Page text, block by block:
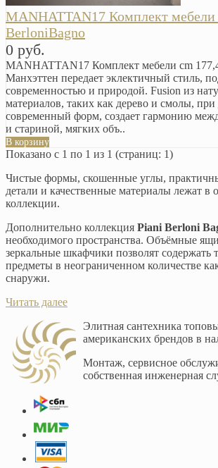
MANHATTAN17 Комплект мебели
BerloniBagno
0 руб.
MANHATTAN17 Комплект мебели cm
Манхэттен передает эклектичный стиль,
современностью и природой. Fusion из
материалов, таких как дерево и смолы, при
современный форм, создает гармонию
и стариной, мягких объ..
В корзину
Показано с 1 по 1 из 1 (страниц: 1)
Чистые формы, скошенные углы,
детали и качественные материалы лежат в
коллекции.
Дополнительно коллекция Piani Berloni
необходимого пространства. Объёмные
зеркальные шкафчики позволят
предметы в неограниченном количестве
снаружи.
Читать далее
Элитная сантехника
американских брендов в
Монтаж, сервисное
собственная инженерная